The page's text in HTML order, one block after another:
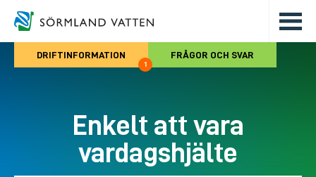
Hoppa till det huvudsakliga
DRIFTINFORMATION
1
FRÅGOR OCH SVAR
Enkelt att vara
vardagshjälte